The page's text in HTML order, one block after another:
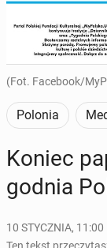
(Fot. Facebook/
Polonia
Koniec
go­dnia
10 STYCZNIA, 11:00